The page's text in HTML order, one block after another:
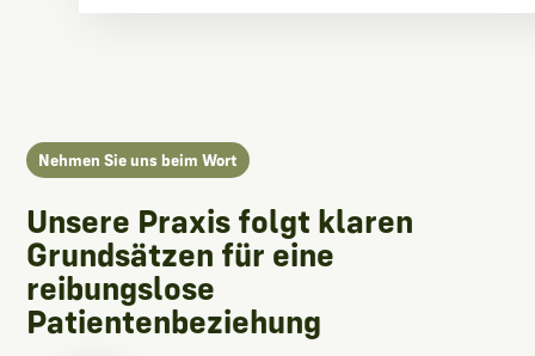
Nehmen Sie uns beim Wort
Unsere Praxis folgt klaren
Grundsätzen für eine
reibungslose
Patientenbeziehung